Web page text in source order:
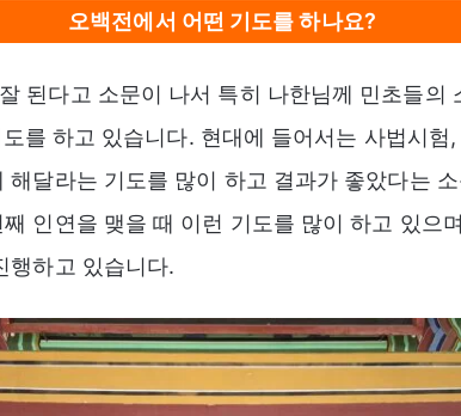
오백전에서 어떤 기도를 하나요?
된다고 소문이 나서 특히 나한님께 민초들의
를 하고 있습니다. 현대에 들어서는 사법시험
해달라는 기도를 많이 하고 결과가 좋았다는
인연을 맺을 때 이런 기도를 많이 하고 있으
행하고 있습니다.